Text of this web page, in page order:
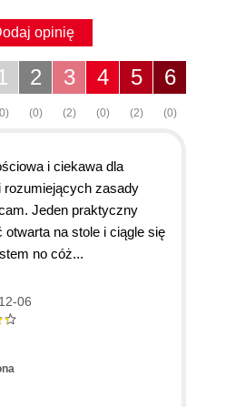
opinię
6
(0)
5
(2)
4
(0)
3
(2)
2
(0)
i ciekawa dla
zasady
Jeden praktyczny
na stole i ciągle się
no cóż...
06